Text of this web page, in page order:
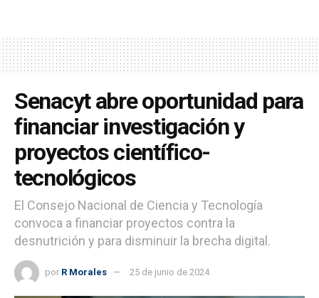
Senacyt abre oportunidad para
financiar investigación y
proyectos científico-
tecnológicos
El Consejo Nacional de Ciencia y Tecnología
convoca a financiar proyectos contra la
desnutrición y para disminuir la brecha digital.
por R Morales 25 de junio de 2024